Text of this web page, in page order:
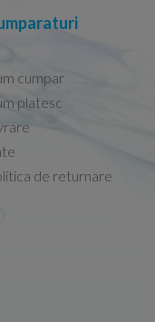
cumpar
platesc
de returnare